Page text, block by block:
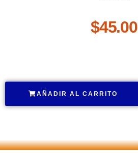
$45.00
AÑADIR AL CARRITO